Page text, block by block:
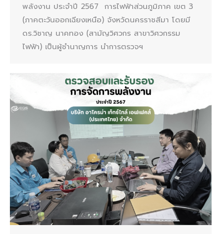
พลังงาน ประจำปี 2567 การไฟฟ้าส่วนภูมิภาค เขต 3
(ภาคตะวันออกเฉียงเหนือ) จังหวัดนครราชสีมา โดยมี
ดร.วิชาญ นาคทอง (สามัญวิศวกร สาขาวิศวกรรม
ไฟฟ้า) เป็นผู้ชำนาญการ นำการตรวจฯ